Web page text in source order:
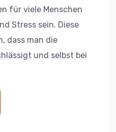
für viele Menschen
Stress sein. Diese
dass man die
und selbst bei